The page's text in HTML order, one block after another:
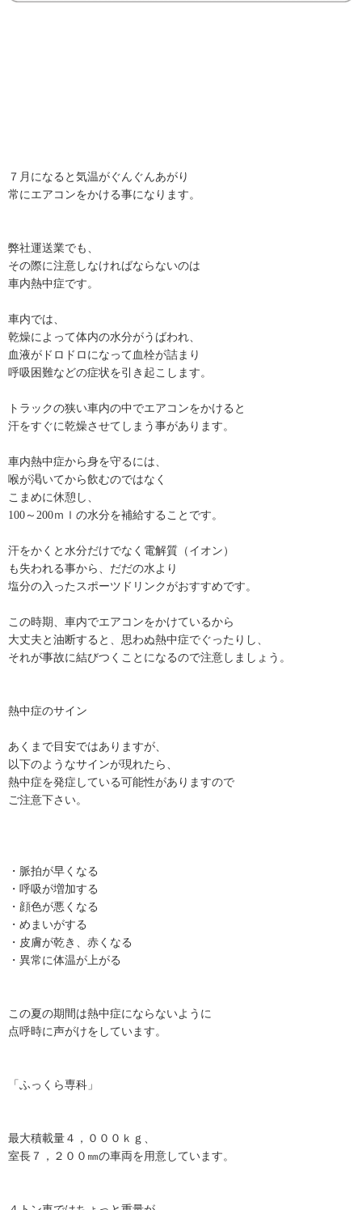
７月になると気温がぐんぐんあがり
常にエアコンをかける事になります。
弊社運送業でも、
その際に注意しなければならないのは
車内熱中症です。
車内では、
乾燥によって体内の水分がうばわれ、
血液がドロドロになって血栓が詰まり
呼吸困難などの症状を引き起こします。
トラックの狭い車内の中でエアコンをかけると
汗をすぐに乾燥させてしまう事があります。
車内熱中症から身を守るには、
喉が渇いてから飲むのではなく
こまめに休憩し、
100～200ｍｌの水分を補給することです。
汗をかくと水分だけでなく電解質（イオン）
も失われる事から、だだの水より
塩分の入ったスポーツドリンクがおすすめです。
この時期、車内でエアコンをかけているから
大丈夫と油断すると、思わぬ熱中症でぐったりし、
それが事故に結びつくことになるので注意しましょう。
熱中症のサイン
あくまで目安ではありますが、
以下のようなサインが現れたら、
熱中症を発症している可能性がありますので
ご注意下さい。
・脈拍が早くなる
・呼吸が増加する
・顔色が悪くなる
・めまいがする
・皮膚が乾き、赤くなる
・異常に体温が上がる
この夏の期間は熱中症にならないように
点呼時に声がけをしています。
「ふっくら専科」
最大積載量４，０００ｋｇ、
室長７，２００㎜の車両を用意しています。